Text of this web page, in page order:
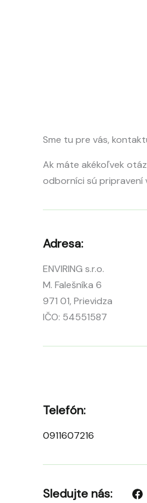
Sme tu pre vás,
Ak máte akékoľvek
odborníci sú pripravení
Adresa:
ENVIRING s.r.o.
M. Falešníka 6
971 01, Prievidza
IČO: 54551587
Telefón:
0911607216
Sledujte nás: